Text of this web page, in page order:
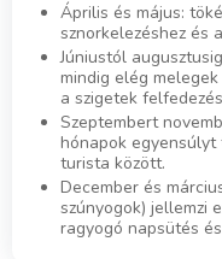
Április és május:
sznorkelezéshez és
Júniustól
mindig elég
a szigetek
Szeptembert
hónapok
turista között.
December és
szúnyogok) jellemzi
ragyogó napsütés